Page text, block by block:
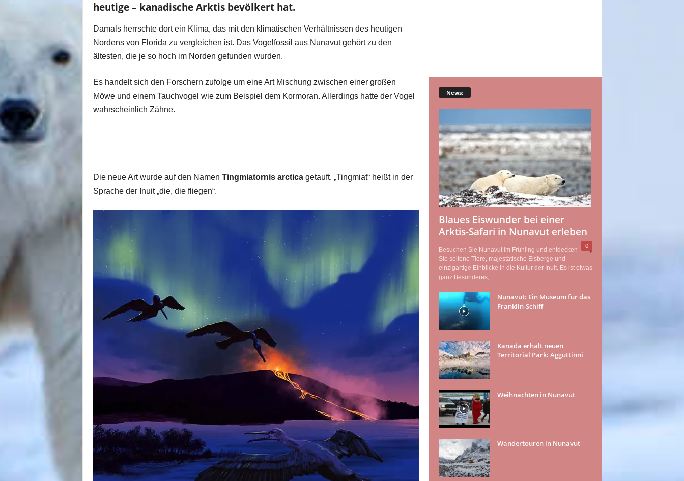
heutige – kanadische Arktis bevölkert hat.
Damals herrschte dort ein Klima, das mit den klimatischen Verhältnissen des heutigen
Nordens von Florida zu vergleichen ist. Das Vogelfossil aus Nunavut gehört zu den
ältesten, die je so hoch im Norden gefunden wurden.
Es handelt sich den Forschern zufolge um eine Art Mischung zwischen einer großen
Möwe und einem Tauchvogel wie zum Beispiel dem Kormoran. Allerdings hatte der Vogel
wahrscheinlich Zähne.
Die neue Art wurde auf den Namen Tingmiatornis arcticagetauft. „Tingmiat“ heißt in der
Sprache der Inuit „die, die fliegen“.
News:
Blaues Eiswunder bei einer
Arktis-Safari in Nunavut erleben
0
Besuchen Sie Nunavut im Frühling und entdecken
Sie seltene Tiere, majestätische Eisberge und
einzigartige Einblicke in die Kultur der Inuit. Es ist etwas
ganz Besonderes,...
Nunavut: Ein Museum für das
Franklin-Schiff
Kanada erhält neuen
Territorial Park: Agguttinni
Weihnachten in Nunavut
Wandertouren in Nunavut